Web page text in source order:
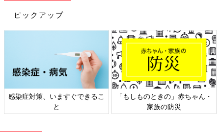
ピックアップ
ちゃん・
日本外来小児科学会リーフレッ
六星占術 細木かおり